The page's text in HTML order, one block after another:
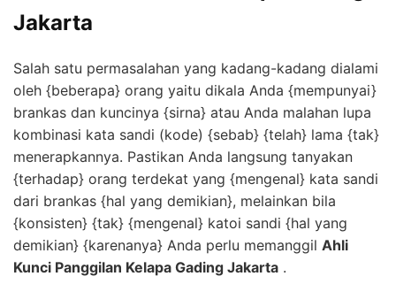
Jakarta
Salah satu permasalahan yang kadang-kadang dialami
oleh {beberapa} orang yaitu dikala Anda {mempunyai}
brankas dan kuncinya {sirna} atau Anda malahan lupa
kombinasi kata sandi (kode) {sebab} {telah} lama {tak}
menerapkannya. Pastikan Anda langsung tanyakan
{terhadap} orang terdekat yang {mengenal} kata sandi
dari brankas {hal yang demikian}, melainkan bila
{konsisten} {tak} {mengenal} katoi sandi {hal yang
demikian} {karenanya} Anda perlu memanggil Ahli
Kunci Panggilan Kelapa Gading Jakarta .